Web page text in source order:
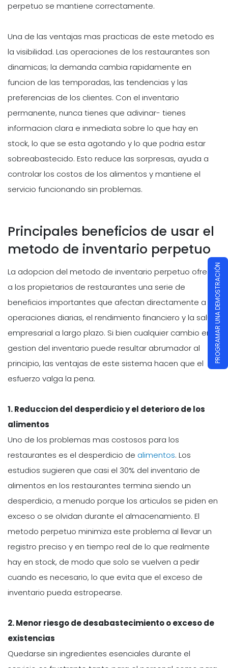
perpetuo se mantiene correctamente.
Una de las ventajas mas practicas de este metodo es
la visibilidad. Las operaciones de los restaurantes son
dinamicas; la demanda cambia rapidamente en
funcion de las temporadas, las tendencias y las
preferencias de los clientes. Con el inventario
permanente, nunca tienes que adivinar- tienes
informacion clara e inmediata sobre lo que hay en
stock, lo que se esta agotando y lo que podria estar
sobreabastecido. Esto reduce las sorpresas, ayuda a
controlar los costos de los alimentos y mantiene el
servicio funcionando sin problemas.
Principales beneficios de usar el
metodo de inventario perpetuo
La adopcion del metodo de inventario perpetuo ofrece
a los propietarios de restaurantes una serie de
beneficios importantes que afectan directamente a las
operaciones diarias, el rendimiento financiero y la salud
empresarial a largo plazo. Si bien cualquier cambio en la
gestion del inventario puede resultar abrumador al
principio, las ventajas de este sistema hacen que el
esfuerzo valga la pena.
1. Reduccion del desperdicio y el deterioro de los
alimentos
Uno de los problemas mas costosos para los
restaurantes es el desperdicio de alimentos. Los
estudios sugieren que casi el 30% del inventario de
alimentos en los restaurantes termina siendo un
desperdicio, a menudo porque los articulos se piden en
exceso o se olvidan durante el almacenamiento. El
metodo perpetuo minimiza este problema al llevar un
registro preciso y en tiempo real de lo que realmente
hay en stock, de modo que solo se vuelven a pedir
cuando es necesario, lo que evita que el exceso de
inventario pueda estropearse.
2. Menor riesgo de desabastecimiento o exceso de
existencias
Quedarse sin ingredientes esenciales durante el
PROGRAMAR UNA DEMOSTRACIÓN